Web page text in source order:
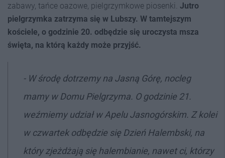
zabawy, tańce oazowe, pielgrzymkowe piosenki. Jutro
pielgrzymka zatrzyma się w Lubszy. W tamtejszym
kościele, o godzinie 20. odbędzie się uroczysta msza
święta, na którą każdy może przyjść.
- W środę dotrzemy na Jasną Górę, nocleg
mamy w Domu Pielgrzyma. O godzinie 21.
weźmiemy udział w Apelu Jasnogórskim. Z kolei
w czwartek odbędzie się Dzień Halembski, na
który zjeżdżają się halembianie, nawet ci, którzy